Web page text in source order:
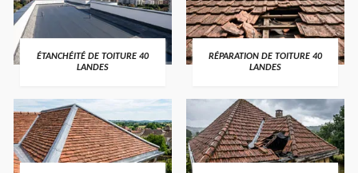
ÉTANCHÉITÉ DE TOITURE 40
LANDES
RÉPARATION DE TOITURE 40
LANDES